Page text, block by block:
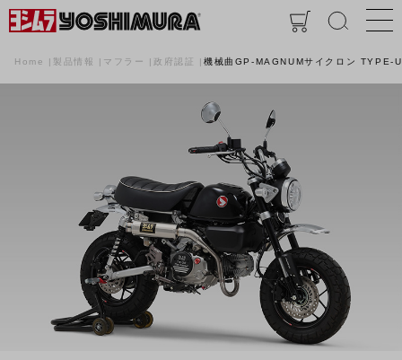
Home 製品情報 マフラー 政府認証 機械曲GP-MAGNUMサイクロン